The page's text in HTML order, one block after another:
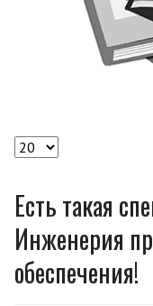
Кол-во строк:
Есть такая
Инженерия
обеспечения!